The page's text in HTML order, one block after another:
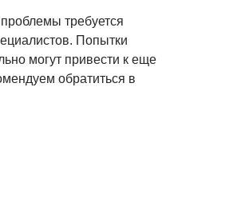
требуется
Попытки
могут привести к еще
обратиться в